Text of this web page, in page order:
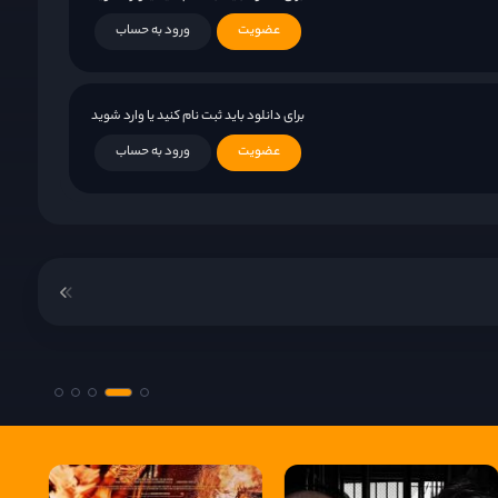
عضویت
ورود به حساب
برای دانلود باید ثبت نام کنید یا وارد شوید
عضویت
ورود به حساب